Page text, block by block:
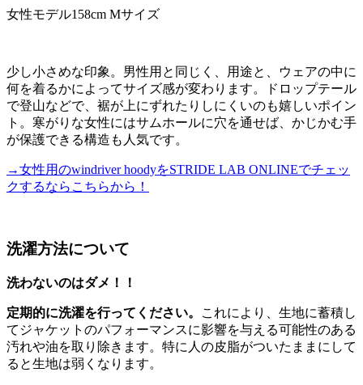
女性モデル158cm Mサイズ
少し小さめな印象。男性用と同じく、用途と、ウェアの中に
何を着るかによってサイズ感が変わります。ドロップテール
で登山などで、裾が上にずれたりしにくいのも嬉しいポイン
ト。寒がりな女性にはサムホールに穴を通せば、かじかむ手
が保護できる構造も人気です。
→女性用のwindriver hoodyをSTRIDE LAB ONLINEでチェッ
クするならこちらから！
洗濯方法について
洗わないのはダメ！！
定期的に洗濯を行ってください。
これにより、生地に蓄積し
てジャケットのパフォーマンスに影響を与える可能性のある
汚れや油を取り除きます。特に人の皮脂がついたままにして
ると生地は弱くなります。